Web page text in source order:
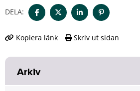
DELA:
Kopiera länk Skriv ut sidan
Arkiv